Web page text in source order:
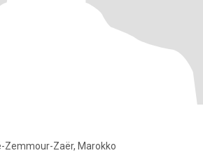
Zemmour-Zaër, Marokko